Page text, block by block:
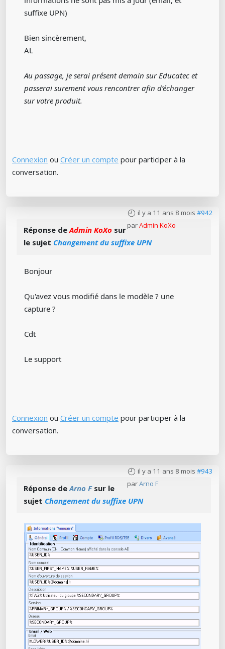
suffixe UPN)
Bien sincèrement,
AL
Au passage, je serai présent demain sur Educatec et
passerai surement vous rencontrer afin d’échanger
sur votre produit.
Connexion ou Créer un compte pour participer à la
conversation.
il y a 11 ans 8 mois #942
parAdmin KoXo
Réponse deAdmin KoXo sur
le sujet Changement du suffixe UPN
Bonjour
Qu'avez vous modifié dans le modèle ? une
capture ?
Cdt
Le support
Connexion ou Créer un compte pour participer à la
conversation.
il y a 11 ans 8 mois #943
parArno F
Réponse deArno Fsur le
sujet Changement du suffixe UPN